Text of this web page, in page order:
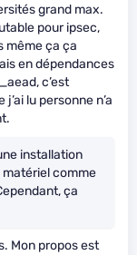
grand max.
pour ipsec,
même ça ça
en dépendances
c’est
lu personne n’a
installation
comme
ça
Mon propos est